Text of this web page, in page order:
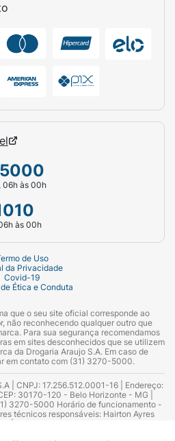
06h às 00h
às 00h
de Uso
da Privacidade
Covid-19
Ética e Conduta
que o seu site oficial corresponde ao
não reconhecendo qualquer outro que
Para sua segurança recomendamos
em sites desconhecidos que se utilizem
da Drogaria Araujo S.A. Em caso de
em contato com (31) 3270-5000.
| CNPJ: 17.256.512.0001-16 | Endereço:
30170-120 - Belo Horizonte - MG |
3270-5000 Horário de funcionamento -
técnicos responsáveis: Hairton Ayres
| Yasmin Silva Alvarenga – CRF 52.584 -